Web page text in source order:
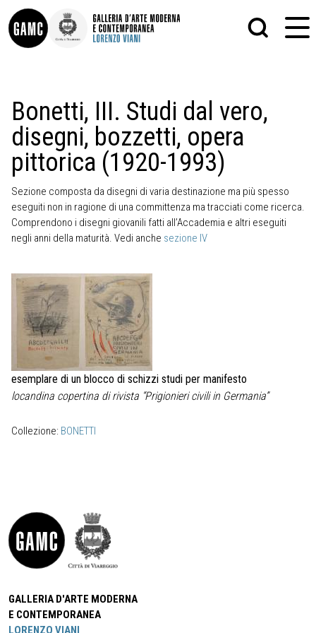
INFO
CONTATTI
DIDATTICA
SHOP
LE COLLEZIONI
GLI AUTORI
LORENZO VIANI
MOSTRE
EVENTI
PALAZZO DELLE MUSE
GRAFICA
PITTURA
SCULTURA
STAMPA
ALTRO
MATRICI XILOGRAFICHE
FOTOGRAFIA
Bonetti, III. Studi dal vero,
disegni, bozzetti, opera
pittorica (1920-1993)
Sezione composta da disegni di varia destinazione ma più spesso
eseguiti non in ragione di una committenza ma tracciati come ricerca.
Comprendono i disegni giovanili fatti all’Accademia e altri eseguiti
negli anni della maturità. Vedi anche sezione IV
esemplare di un blocco di schizzi studi per manifesto
locandina copertina di rivista “Prigionieri civili in Germania”
Collezione: BONETTI
GALLERIA D'ARTE MODERNA
E CONTEMPORANEA
LORENZO VIANI